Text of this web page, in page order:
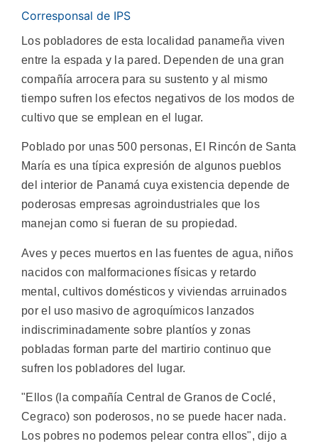
Corresponsal de IPS
Los pobladores de esta localidad panameña viven
entre la espada y la pared. Dependen de una gran
compañía arrocera para su sustento y al mismo
tiempo sufren los efectos negativos de los modos de
cultivo que se emplean en el lugar.
Poblado por unas 500 personas, El Rincón de Santa
María es una típica expresión de algunos pueblos
del interior de Panamá cuya existencia depende de
poderosas empresas agroindustriales que los
manejan como si fueran de su propiedad.
Aves y peces muertos en las fuentes de agua, niños
nacidos con malformaciones físicas y retardo
mental, cultivos domésticos y viviendas arruinados
por el uso masivo de agroquímicos lanzados
indiscriminadamente sobre plantíos y zonas
pobladas forman parte del martirio continuo que
sufren los pobladores del lugar.
"Ellos (la compañía Central de Granos de Coclé,
Cegraco) son poderosos, no se puede hacer nada.
Los pobres no podemos pelear contra ellos", dijo a